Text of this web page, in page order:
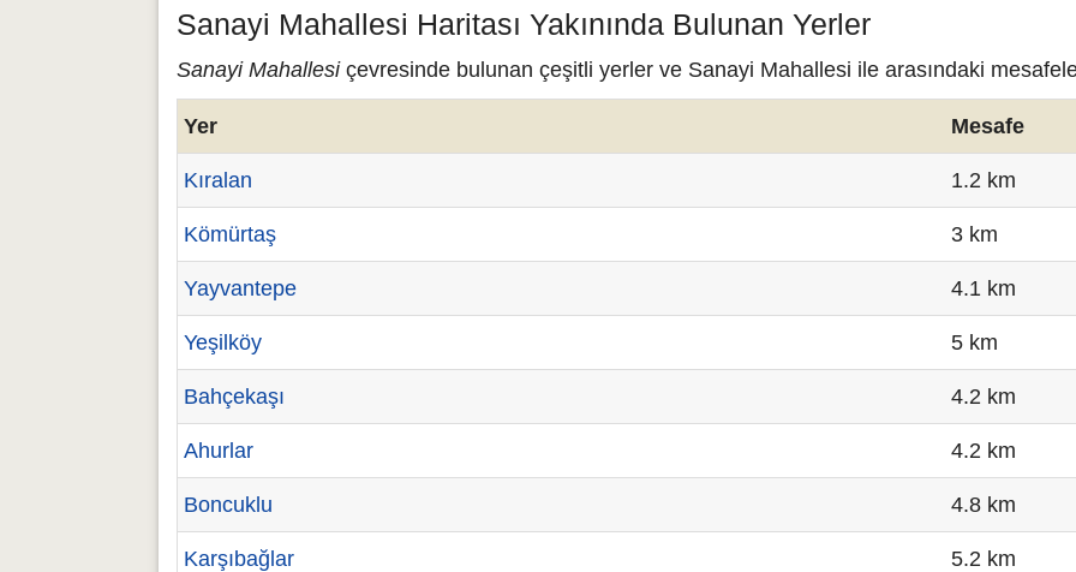
Sanayi Mahallesi Haritası Yakınında Bulunan Yerler
Sanayi Mahallesiçevresinde bulunan çeşitli yerler ve Sanayi Mahallesi ile arasındaki
Yer Mesafe
Kıralan 1.2 km
Kömürtaş 3 km
Yayvantepe 4.1 km
Yeşilköy 5 km
Bahçekaşı 4.2 km
Ahurlar 4.2 km
Boncuklu 4.8 km
Karşıbağlar 5.2 km